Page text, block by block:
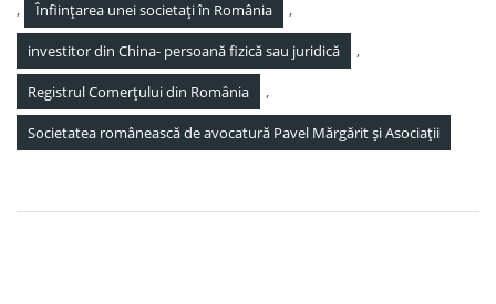
, Înființarea unei societați în România ,
investitor din China- persoană fizică sau juridică ,
Registrul Comerțului din România ,
Societatea românească de avocatură Pavel Mărgărit și Asociații